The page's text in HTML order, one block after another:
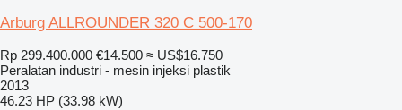
Arburg ALLROUNDER 320 C 500-170
Rp 299.400.000 €14.500 ≈ US$16.750
Peralatan industri - mesin injeksi plastik
2013
46.23 HP (33.98 kW)